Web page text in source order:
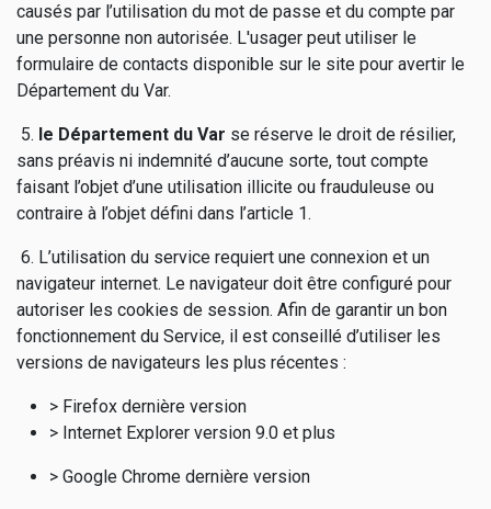
causés par l’utilisation du mot de passe et du compte par
une personne non autorisée. L'usager peut utiliser le
formulaire de contacts disponible sur le site pour avertir le
Département du Var.
5. le Département du Var se réserve le droit de résilier,
sans préavis ni indemnité d’aucune sorte, tout compte
faisant l’objet d’une utilisation illicite ou frauduleuse ou
contraire à l’objet défini dans l’article 1.
6. L’utilisation du service requiert une connexion et un
navigateur internet. Le navigateur doit être configuré pour
autoriser les cookies de session. Afin de garantir un bon
fonctionnement du Service, il est conseillé d’utiliser les
versions de navigateurs les plus récentes :
> Firefox dernière version
> Internet Explorer version 9.0 et plus
> Google Chrome dernière version